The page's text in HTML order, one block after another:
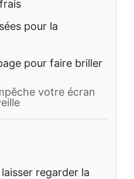
pour la
pour faire briller
votre écran
regarder la